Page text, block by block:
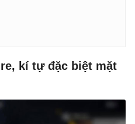
kí tự đặc biệt mặt